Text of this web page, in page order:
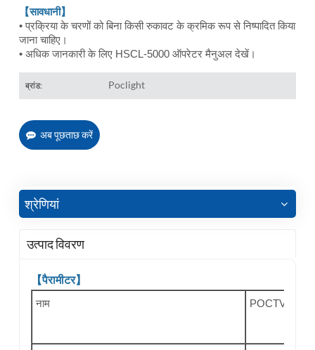
【सावधानी】
• प्रक्रिया के चरणों को बिना किसी रुकावट के क्रमिक रूप से निष्पादित किया
जाना चाहिए।
• अधिक जानकारी के लिए HSCL-5000 ऑपरेटर मैनुअल देखें।
ब्रांड: Poclight
अब पूछताछ करें
श्रेणियां
उत्पाद विवरण
【पैरामीटर】
नाम
POCTVET